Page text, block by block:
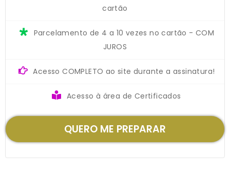
cartão
Parcelamento de 4 a 10 vezes no cartão - COM
JUROS
Acesso COMPLETO ao site durante a assinatura!
Acesso à área de Certificados
QUERO ME PREPARAR